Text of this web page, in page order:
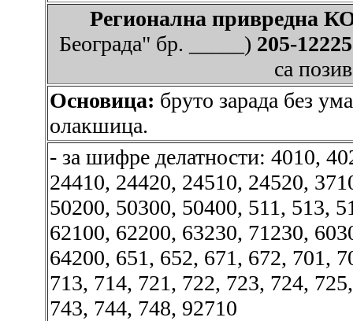
Регионална
Београда" бр. _____) 205-
са
Основица: бруто зарада без
олакшица.
- за шифре делатности: 4010,
24410, 24420, 24510, 24520,
50200, 50300, 50400, 511, 513,
62100, 62200, 63230, 71230,
64200, 651, 652, 671, 672, 701,
713, 714, 721, 722, 723, 724,
743, 744, 748, 92710